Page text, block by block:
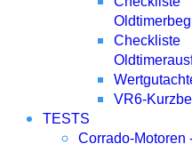
Checkliste
VR6-
TESTS
Corrado-Motoren